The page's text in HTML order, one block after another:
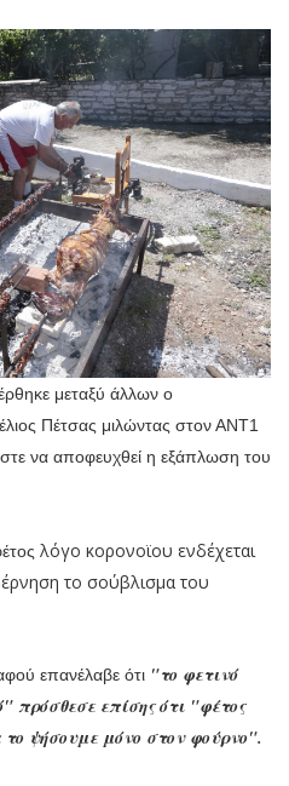
μεταξύ άλλων ο
Πέτσας μιλώντας στον ΑΝΤ1
να αποφευχθεί η εξάπλωση του
λόγο κορονοϊου ενδέχεται
το σούβλισμα του
επανέλαβε ότι "το φετινό
πρόσθεσε επίσης ότι "φέτος
ψήσουμε μόνο στον φούρνο".